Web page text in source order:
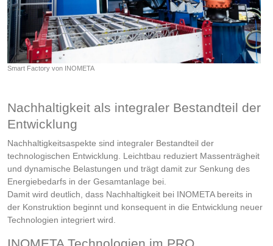
Smart Factory von INOMETA
Nachhaltigkeit als integraler Bestandteil der
Entwicklung
Nachhaltigkeitsaspekte sind integraler Bestandteil der
technologischen Entwicklung. Leichtbau reduziert Massenträgheit
und dynamische Belastungen und trägt damit zur Senkung des
Energiebedarfs in der Gesamtanlage bei.
Damit wird deutlich, dass Nachhaltigkeit bei INOMETA bereits in
der Konstruktion beginnt und konsequent in die Entwicklung neuer
Technologien integriert wird.